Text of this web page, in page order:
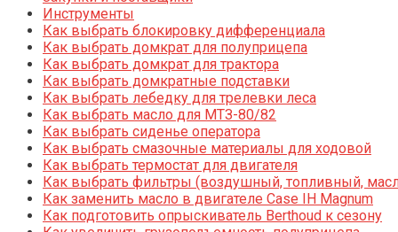
Инструменты
Как выбрать блокировку дифференциала
Как выбрать домкрат для полуприцепа
Как выбрать домкрат для трактора
Как выбрать домкратные подставки
Как выбрать лебедку для трелевки леса
Как выбрать масло для МТЗ-80/82
Как выбрать сиденье оператора
Как выбрать смазочные материалы для ходовой
Как выбрать термостат для двигателя
Как выбрать фильтры (воздушный, топливный,
Как заменить масло в двигателе Case IH Magnum
Как подготовить опрыскиватель Berthoud к сезону